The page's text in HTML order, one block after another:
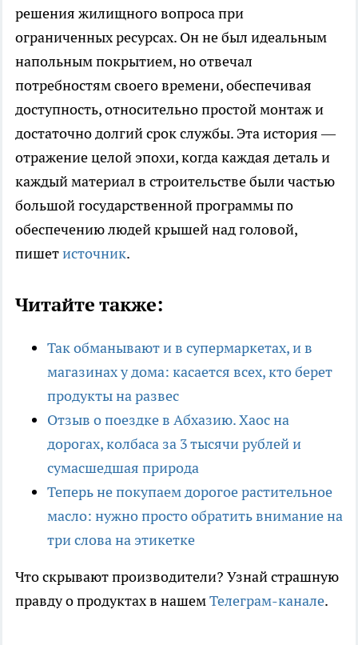
решения жилищного вопроса при
ограниченных ресурсах. Он не был идеальным
напольным покрытием, но отвечал
потребностям своего времени, обеспечивая
доступность, относительно простой монтаж и
достаточно долгий срок службы. Эта история —
отражение целой эпохи, когда каждая деталь и
каждый материал в строительстве были частью
большой государственной программы по
обеспечению людей крышей над головой,
пишетисточник.
Читайте также:
Так обманывают и в супермаркетах, и в
магазинах у дома: касается всех, кто берет
продукты на развес
Отзыв о поездке в Абхазию. Хаос на
дорогах, колбаса за 3 тысячи рублей и
сумасшедшая природа
Теперь не покупаем дорогое растительное
масло: нужно просто обратить внимание на
три слова на этикетке
Что скрывают производители? Узнай страшную
правду о продуктах в нашемТелеграм-канале.